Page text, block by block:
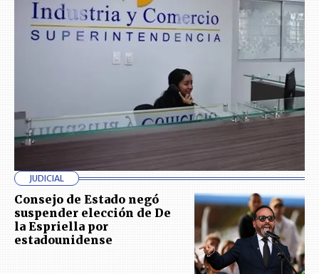
JUDICIAL
Consejo de Estado negó
suspender elección de De
la Espriella por
estadounidense